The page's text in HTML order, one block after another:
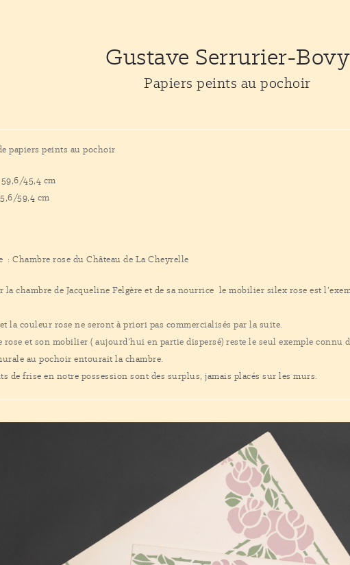
Gustave Serrurier-Bovy
Papiers peints au pochoir
papiers peints au pochoir
45,4 cm
59,4 cm
: Chambre rose du Château de La Cheyrelle
la chambre de Jacqueline Felgère et de sa nourrice le mobilier silex rose est
la couleur rose ne seront à priori pas commercialisés par la suite.
rose et son mobilier ( aujourd’hui en partie dispersé) reste le seul exemple connu
au pochoir entourait la chambre.
de frise en notre possession sont des surplus, jamais placés sur les murs.